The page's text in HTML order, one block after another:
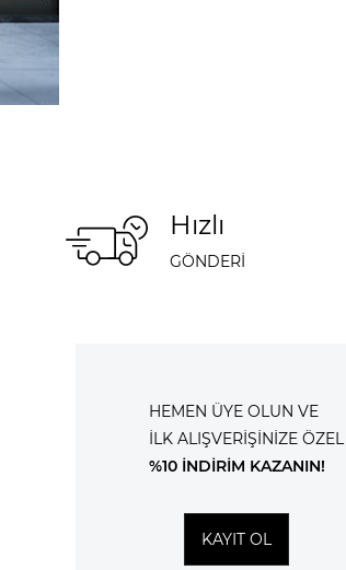
Hızlı
GÖNDERİ
HEMEN ÜYE OLUN VE
İLK ALIŞVERİŞİNİZE ÖZEL
%10 İNDİRİM KAZANIN!
KAYIT OL